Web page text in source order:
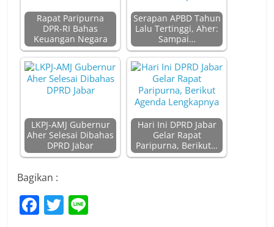
Rapat Paripurna
DPR-RI Bahas
Keuangan Negara
Serapan APBD Tahun
Lalu Tertinggi, Aher:
Sampai…
LKPJ-AMJ Gubernur
Aher Selesai Dibahas
DPRD Jabar
Hari Ini DPRD Jabar
Gelar Rapat
Paripurna, Berikut…
Bagikan :
F T